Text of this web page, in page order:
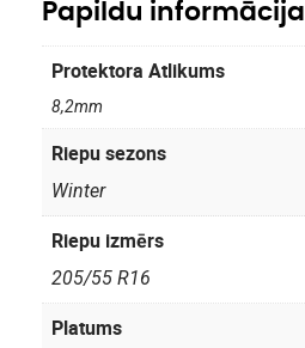
Papildu informācija
Protektora Atlikums
8,2mm
Riepu sezons
Winter
Riepu izmērs
205/55 R16
Platums